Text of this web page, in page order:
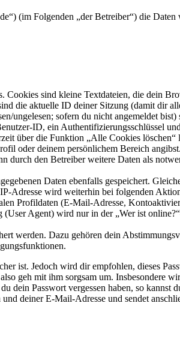
(im Folgenden „der Betreiber“) die
sind kleine Textdateien, die dein
die aktuelle ID deiner Sitzung (damit dir
ungelesen; sofern du nicht angemeldet
ID, ein Authentifizierungsschlüssel
über die Funktion „Alle Cookies löschen“
oder deinem persönlichem Bereich
durch den Betreiber weitere Daten als
Daten ebenfalls gespeichert.
Adresse wird weiterhin bei folgenden
Profildaten (E-Mail-Adresse,
Agent) wird nur in der „Wer ist
werden. Dazu gehören dein
ist. Jedoch wird dir empfohlen, dieses
geh mit ihm sorgsam um. Insbesondere
dein Passwort vergessen haben, so kannst
deiner E-Mail-Adresse und sendet